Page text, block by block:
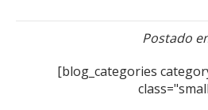
Postado
[blog_categories